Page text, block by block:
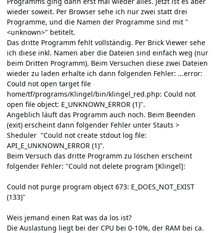
wieder soweit. Per Browser sehe ich nur zwei statt drei
Programme, und die Namen der Programme sind mit "
<unknown>" betitelt.
Das dritte Programm fehlt vollständig. Per Brick Viewer sehe
ich diese inkl. Namen aber die Dateien sind einfach weg (nur
beim Dritten Programm). Beim Versuchen diese zwei Dateien
wieder zu laden erhalte ich dann folgenden Fehler: ...error:
Could not open target file
home/tf/programs/Klingel/bin/klingel_red.php: Could not
open file object: E_UNKNOWN_ERROR (1)".
Angeblich läuft das Programm auch noch. Beim Beenden
(exit) erscheint dann folgender Fehler unter Stauts >
Sheduler "Could not create stdout log file:
API_E_UNKNOWN_ERROR (1)".
Beim Versuch das dritte Programm zu löschen erscheint
folgender Fehler: "Could not delete program [Klingel]:
Could not purge program object 673: E_DOES_NOT_EXIST
(133)"
Weis jemand einen Rat was da los ist?
Die Auslastung liegt bei der CPU bei 0-10%, der RAM bei ca.